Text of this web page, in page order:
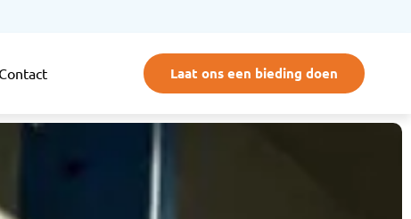
Contact Laat ons een bieding doen